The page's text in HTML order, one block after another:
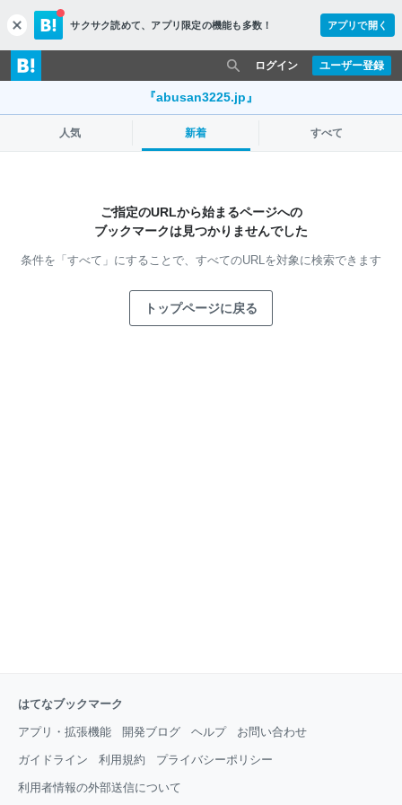
c
l
o
s
サクサク読めて、 アプリ限定の機能も多数！ アプリで開く
ユーザー登録
ログイン
『abusan3225.jp』
人気 新着 すべて
ご指定のURLから始まるページへの
ブックマークは見つかりませんでした
条件を「すべて」にすることで、 すべてのURLを対象に検索できます
トップページに戻る
はてなブックマーク
アプリ・拡張機能 開発ブログ ヘルプ お問い合わせ
ガイドライン 利用規約 プライバシーポリシー
利用者情報の外部送信について